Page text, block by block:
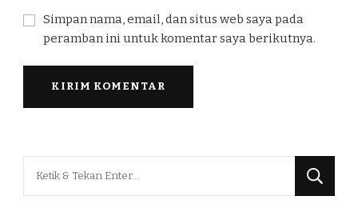
Simpan nama, email, dan situs web saya pada
peramban ini untuk komentar saya berikutnya.